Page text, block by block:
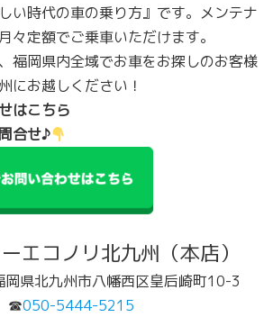
い時代の車の乗り方』です。メンテナ
々定額でご乗車いただけます。
福岡県内全域でお車をお探しのお客様
にお越しください！
はこちら
合せ♪
エコノリ北九州（本店）
県北九州市八幡西区皇后崎町10-3
☎050-5444-5215